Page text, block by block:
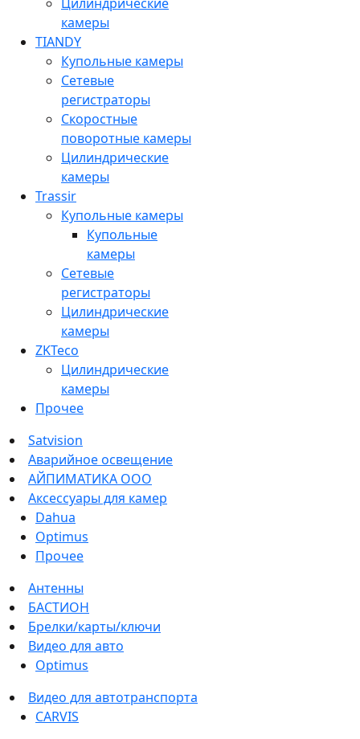
камеры
TIANDY
Купольные камеры
Сетевые
регистраторы
Скоростные
поворотные камеры
Цилиндрические
камеры
Trassir
Купольные камеры
Купольные
камеры
Сетевые
регистраторы
Цилиндрические
камеры
ZKTeco
Цилиндрические
камеры
Прочее
Satvision
Аварийное освещение
АЙПИМАТИКА ООО
Аксессуары для камер
Dahua
Optimus
Прочее
Антенны
БАСТИОН
Брелки/карты/ключи
Видео для авто
Optimus
Видео для автотранспорта
CARVIS